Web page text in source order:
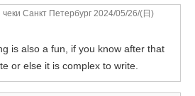
чеки Санкт Петербург 2024/05/26/(日)
is also a fun, if you know after that
or else it is complex to write.